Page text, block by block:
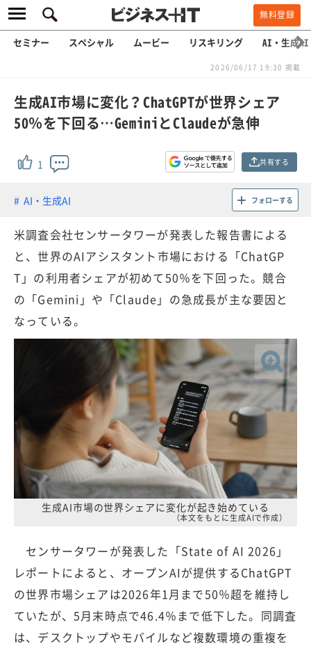
無料登録
セミナー スペシャル ムービー リスキリング AI・生成AI
2026/06/17 19:30 掲載
生成AI市場に変化？ChatGPTが世界シェア
50％を下回る…GeminiとClaudeが急伸
1 共有する
AI・生成AI フォローする
米調査会社センサータワーが発表した報告書による
と、世界のAIアシスタント市場における「ChatGP
T」の利用者シェアが初めて50％を下回った。競合
の「Gemini」や「Claude」の急成長が主な要因と
なっている。
生成AI市場の世界シェアに変化が起き始めている
（本文をもとに生成AIで作成）
センサータワーが発表した「State of AI 2026」
レポートによると、オープンAIが提供するChatGPT
の世界市場シェアは2026年1月まで50％超を維持し
ていたが、5月末時点で46.4％まで低下した。同調査
は、デスクトップやモバイルなど複数環境の重複を